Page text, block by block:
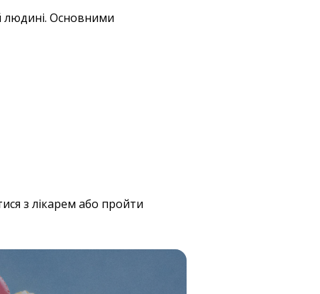
людині. Основними
з лікарем або пройти